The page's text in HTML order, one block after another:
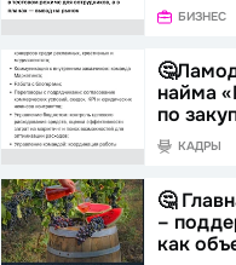
БИЗНЕС
найма
по
КАДРЫ
🤔
–
как